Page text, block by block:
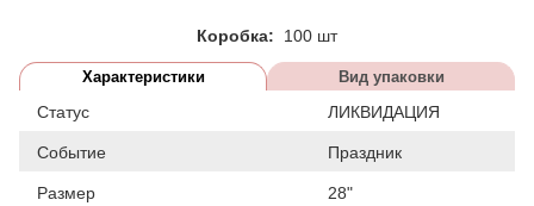
Коробка: 100 шт
Характеристики Вид упаковки
Статус ЛИКВИДАЦИЯ
Событие Праздник
Размер 28"